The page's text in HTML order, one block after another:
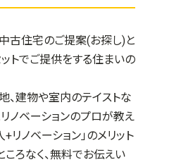
中古住宅のご提案(お探し)と
トでご提供をする住まいの
、建物や室内のテイストな
ノベーションのプロが教え
リノベーション」のメリット
ころなく、無料でお伝えい